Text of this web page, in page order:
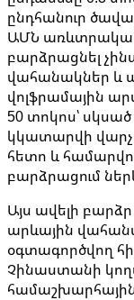
ընդհանուր
ԱՄՆ
բարձրացնել
վահանակներ և
վոլֆրամային
50 տոկոս՝
կկատարվի
հետո և
բարձրացում
Այս ավելի
արևային
օգտագործվող
Չինաստանի